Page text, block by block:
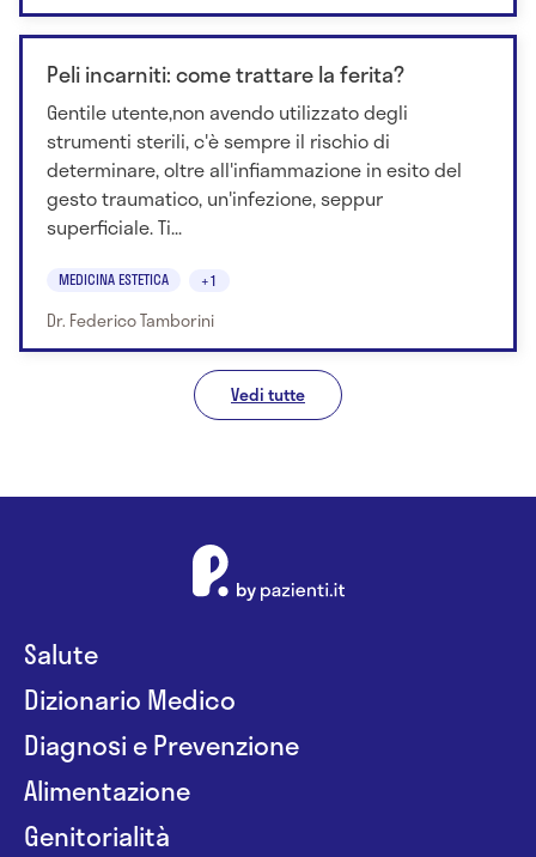
Peli incarniti: come trattare la ferita?
Gentile utente,non avendo utilizzato degli
strumenti sterili, c'è sempre il rischio di
determinare, oltre all'infiammazione in esito del
gesto traumatico, un'infezione, seppur
superficiale. Ti...
MEDICINA ESTETICA +1
Dr. Federico Tamborini
Vedi tutte
Salute
Dizionario Medico
Diagnosi e Prevenzione
Alimentazione
Genitorialità